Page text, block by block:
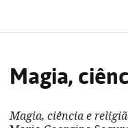
Magia,
Magia, ciência e